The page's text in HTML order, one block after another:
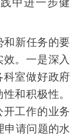
中进一步健
新任务的要
。一是深入
室做好政府
和积极性。
工作的业务
申请问题的水